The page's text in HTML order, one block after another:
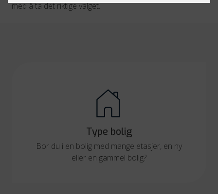
med å ta det riktige valget.
Type bolig
Bor du i en bolig med mange etasjer, en ny
eller en gammel bolig?